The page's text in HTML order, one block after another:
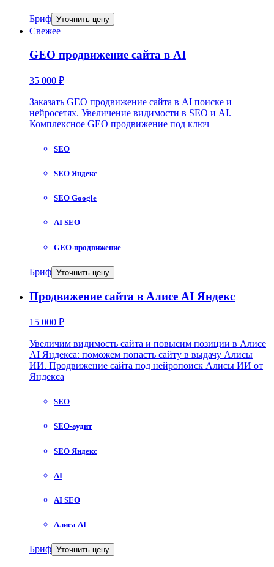
Бриф Уточнить цену
Свежее
GEO продвижение сайта в AI
35 000 ₽
Заказать GEO продвижение сайта в AI поиске и
нейросетях. Увеличение видимости в SEO и AI.
Комплексное GEO продвижение под ключ
SEO
SEO Яндекс
SEO Google
AI SEO
GEO-продвижение
Бриф Уточнить цену
Продвижение сайта в Алисе AI Яндекс
15 000 ₽
Увеличим видимость сайта и повысим позиции в Алисе
AI Яндекса: поможем попасть сайту в выдачу Алисы
ИИ. Продвижение сайта под нейропоиск Алисы ИИ от
Яндекса
SEO
SEO-аудит
SEO Яндекс
AI
AI SEO
Алиса AI
Бриф Уточнить цену